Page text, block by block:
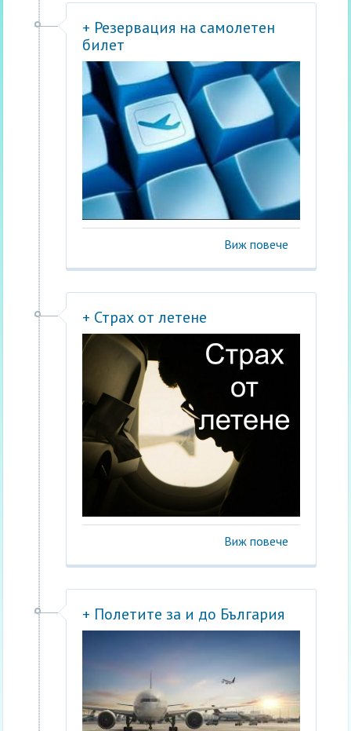
+ Резервация на самолетен
билет
Виж повече
+ Страх от летене
Виж повече
+ Полетите за и до България